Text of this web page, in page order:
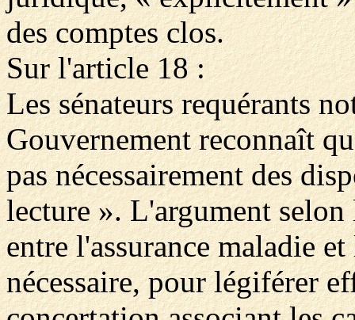
des comptes clos.
Sur l'article 18 :
Les sénateurs requérants
Gouvernement reconnaît
pas nécessairement des
lecture ». L'argument
entre l'assurance maladie
nécessaire, pour légiférer